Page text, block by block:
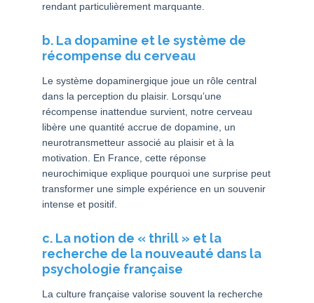
rendant particulièrement marquante.
b. La dopamine et le système de
récompense du cerveau
Le système dopaminergique joue un rôle central
dans la perception du plaisir. Lorsqu’une
récompense inattendue survient, notre cerveau
libère une quantité accrue de dopamine, un
neurotransmetteur associé au plaisir et à la
motivation. En France, cette réponse
neurochimique explique pourquoi une surprise peut
transformer une simple expérience en un souvenir
intense et positif.
c. La notion de « thrill » et la
recherche de la nouveauté dans la
psychologie française
La culture française valorise souvent la recherche